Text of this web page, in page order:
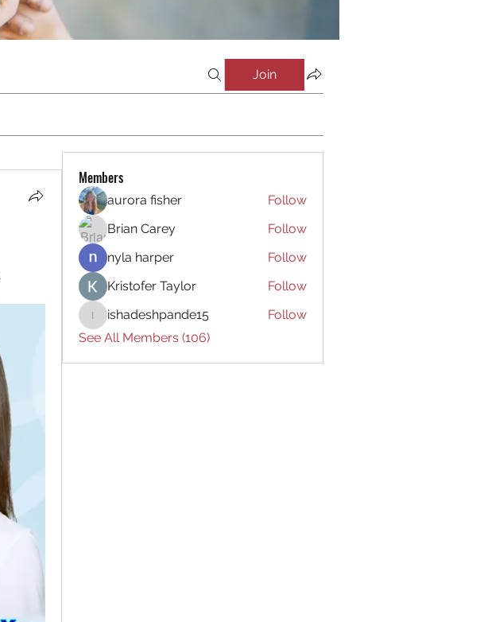
Join
Members
aurora fisher
Follow
Brian Carey
Follow
nyla harper
Follow
Kristofer Taylor
Follow
ishadeshpande15
ishadeshpande15
Follow
See All Members (106)